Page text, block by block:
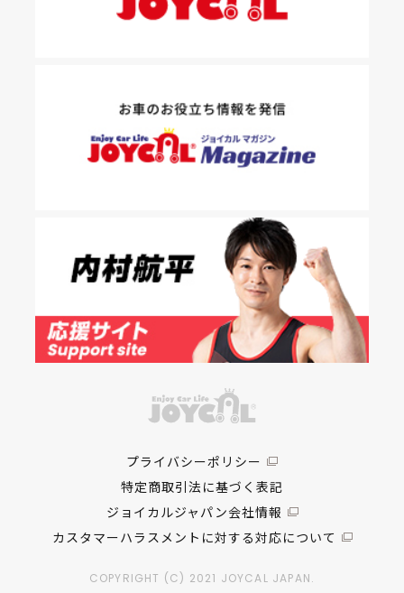
プライバシーポリシー
特定商取引法に基づく表記
ジョイカルジャパン会社情報
カスタマーハラスメントに対する対応について
COPYRIGHT (C) 2021 JOYCAL JAPAN.